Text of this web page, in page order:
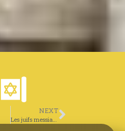
NEXT
Les juifs messianiques